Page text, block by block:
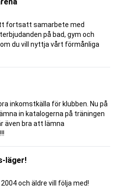
fortsatt samarbete med
på bad, gym och
du vill nyttja vårt förmånliga
inkomstkälla för klubben. Nu på
in katalogerna på träningen
även bra att lämna
läger!
och äldre vill följa med!